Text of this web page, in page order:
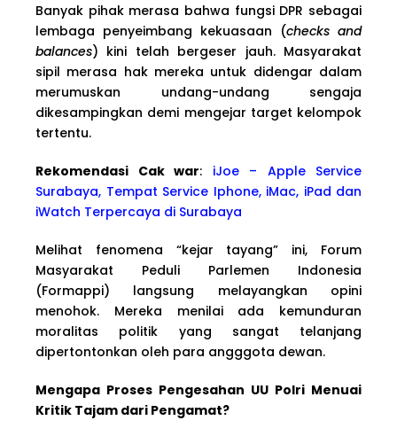
Banyak pihak merasa bahwa fungsi DPR sebagai
lembaga penyeimbang kekuasaan (checks and
balances) kini telah bergeser jauh. Masyarakat
sipil merasa hak mereka untuk didengar dalam
merumuskan undang-undang sengaja
dikesampingkan demi mengejar target kelompok
tertentu.
Rekomendasi Cak war: iJoe – Apple Service
Surabaya, Tempat Service Iphone, iMac, iPad dan
iWatch Terpercaya di Surabaya
Melihat fenomena “kejar tayang” ini, Forum
Masyarakat Peduli Parlemen Indonesia
(Formappi) langsung melayangkan opini
menohok. Mereka menilai ada kemunduran
moralitas politik yang sangat telanjang
dipertontonkan oleh para angggota dewan.
Mengapa Proses Pengesahan UU Polri Menuai
Kritik Tajam dari Pengamat?